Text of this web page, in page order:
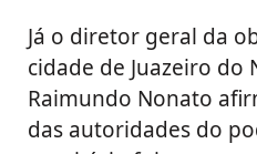
Já o diretor geral da
cidade de Juazeiro do
Raimundo Nonato
das autoridades do